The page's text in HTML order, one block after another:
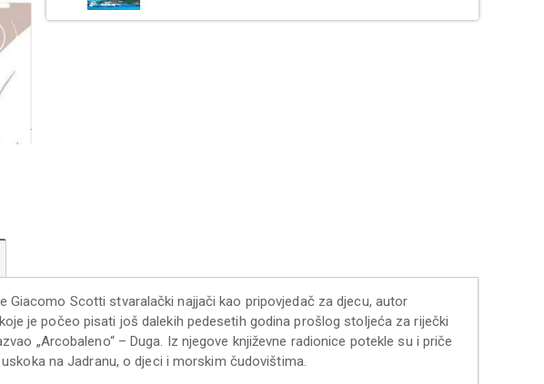
Giacomo Scotti stvaralački najjači kao pripovjedač za djecu, autor
je počeo pisati još dalekih pedesetih godina prošlog stoljeća za riječki
„Arcobaleno“ – Duga. Iz njegove književne radionice potekle su i priče
na Jadranu, o djeci i morskim čudovištima.